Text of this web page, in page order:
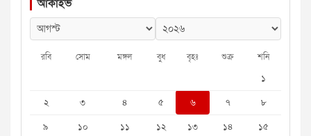
আর্কাইভ
রবি সোম মঙ্গল বুধ বৃহঃ শুক্র শনি
১
২
৩ ৪ ৫ ৬ ৭
৮
৯
১০ ১১ ১২ ১৩ ১৪
১৫